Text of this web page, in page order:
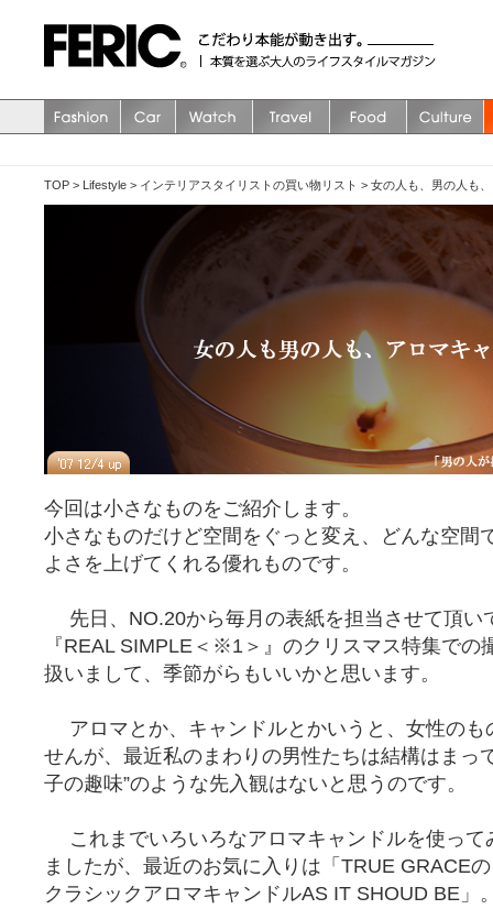
TOP > Lifestyle > インテリアスタイリストの買い物リスト > 女の人も、男の人も
今回は小さなものをご紹介します。
小さなものだけど空間をぐっと変え、どんな空間
よさを上げてくれる優れものです。
先日、NO.20から毎月の表紙を担当させて頂い
『REAL SIMPLE＜※1＞』のクリスマス特集での
扱いまして、季節がらもいいかと思います。
アロマとか、キャンドルとかいうと、女性のも
せんが、最近私のまわりの男性たちは結構はまっ
子の趣味”のような先入観はないと思うのです。
これまでいろいろなアロマキャンドルを使って
ましたが、最近のお気に入りは「TRUE GRACEの
クラシックアロマキャンドルAS IT SHOUD BE」